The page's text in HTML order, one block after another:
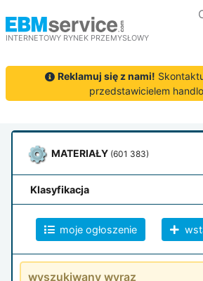
INTERNETOWY RYNEK PRZEMYSŁOWY
Reklamuj się z nami!
przedstawicielem
MATERIAŁY (601 383)
klasyfikacja
moje ogłoszenie